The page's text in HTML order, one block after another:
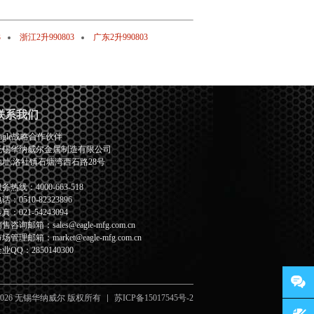
浙江2升990803 广东2升990803
系我们
战略合作伙伴
锡华纳威尔金属制造有限公司
址:洛社镇石塘湾西石路28号
务热线：4000-663-518
话：0510-82323896
真：021-54243094
咨询邮箱：sales@eagle-mfg.com.cn
场管理邮箱：market@eagle-mfg.com.cn
业QQ：2850140300
无锡华纳威尔 版权所有 苏ICP备15017545号-2